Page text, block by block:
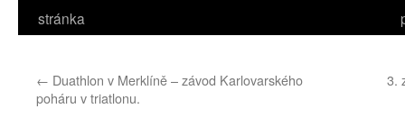
stránka
← Duathlon v Merklíně – závod Karlovarského
poháru v triatlonu.
3.